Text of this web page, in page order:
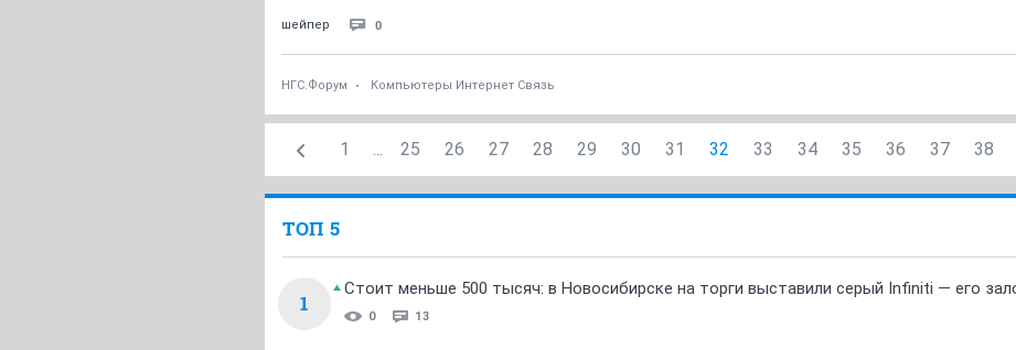
шейпер 0
НГС.Форум Компьютеры Интернет Связь
1 ... 25 26 27 28 29 30 31 32 33 34 35 36 37 38
ТОП 5
1
Стоит меньше 500 тысяч: в Новосибирске на торги выставили серый Infiniti — его
0 13